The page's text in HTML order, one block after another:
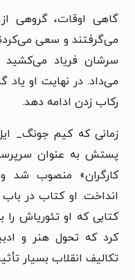
گاهی اوقات، گروهی
می‌گرفتند و سعی
سرشان فریاد می‌کشید
می‌داد. در نهایت او یاد
رکاب زدن ادامه دهد.‬‬‬‬‬‬‬‬‬‬‬‬‬‬‬‬‬‬‬‬‬‬
زمانی که کیم جونگ_
پستش به عنوان
کارگران» منصوب شد و
کتابی که او تئوریاش
کرد که تحول هنر و
تکالیف انقلاب بسیار